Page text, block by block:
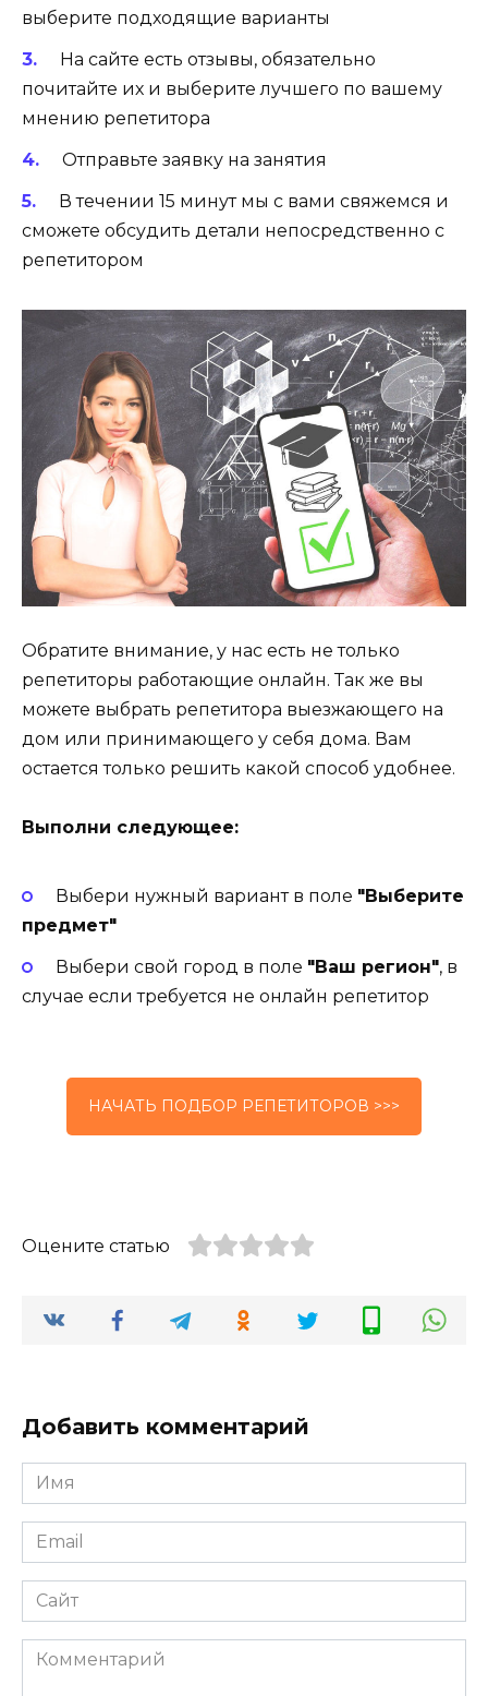
выберите подходящие варианты
На сайте есть отзывы, обязательно
почитайте их и выберите лучшего по вашему
мнению репетитора
Отправьте заявку на занятия
В течении 15 минут мы с вами свяжемся и
сможете обсудить детали непосредственно с
репетитором
Обратите внимание, у нас есть не только
репетиторы работающие онлайн. Так же вы
можете выбрать репетитора выезжающего на
дом или принимающего у себя дома. Вам
остается только решить какой способ удобнее.
Выполни следующее:
Выбери нужный вариант в поле "Выберите
предмет"
Выбери свой город в поле "Ваш регион", в
случае если требуется не онлайн репетитор
НАЧАТЬ ПОДБОР РЕПЕТИТОРОВ >>>
Оцените статью
Добавить комментарий
Имя
*
Email
*
Сайт
Комментарий